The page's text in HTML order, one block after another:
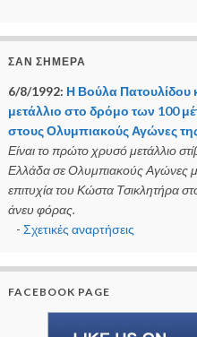
ΣΑΝ ΣΉΜΕΡΑ
6/8/1992: Η Βούλα Πατουλίδου
μετάλλιο στο δρόμο των 100
στους Ολυμπιακούς Αγώνες
Είναι το πρώτο χρυσό μετάλλιο
Ελλάδα σε Ολυμπιακούς Αγώνες
επιτυχία του Κώστα Τσικλητήρα
άνευ φόρας.
- Σχετικές αναρτήσεις
FACEBOOK PAGE